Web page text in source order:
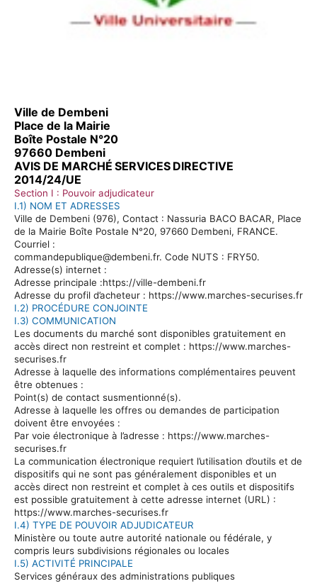
Ville de Dembeni
Place de la Mairie
Boîte Postale N°20
97660 Dembeni
AVIS DE MARCHÉ SERVICES DIRECTIVE
2014/24/UE
Section I : Pouvoir adjudicateur
I.1) NOM ET ADRESSES
Ville de Dembeni (976), Contact : Nassuria BACO BACAR, Place
de la Mairie Boîte Postale N°20, 97660 Dembeni, FRANCE.
Courriel :
commandepublique@dembeni.fr. Code NUTS : FRY50.
Adresse(s) internet :
Adresse principale :https://ville-dembeni.fr
Adresse du profil d’acheteur : https://www.marches-securises.fr
I.2) PROCÉDURE CONJOINTE
I.3) COMMUNICATION
Les documents du marché sont disponibles gratuitement en
accès direct non restreint et complet : https://www.marches-
securises.fr
Adresse à laquelle des informations complémentaires peuvent
être obtenues :
Point(s) de contact susmentionné(s).
Adresse à laquelle les offres ou demandes de participation
doivent être envoyées :
Par voie électronique à l’adresse : https://www.marches-
securises.fr
La communication électronique requiert l’utilisation d’outils et de
dispositifs qui ne sont pas généralement disponibles et un
accès direct non restreint et complet à ces outils et dispositifs
est possible gratuitement à cette adresse internet (URL) :
https://www.marches-securises.fr
I.4) TYPE DE POUVOIR ADJUDICATEUR
Ministère ou toute autre autorité nationale ou fédérale, y
compris leurs subdivisions régionales ou locales
I.5) ACTIVITÉ PRINCIPALE
Services généraux des administrations publiques